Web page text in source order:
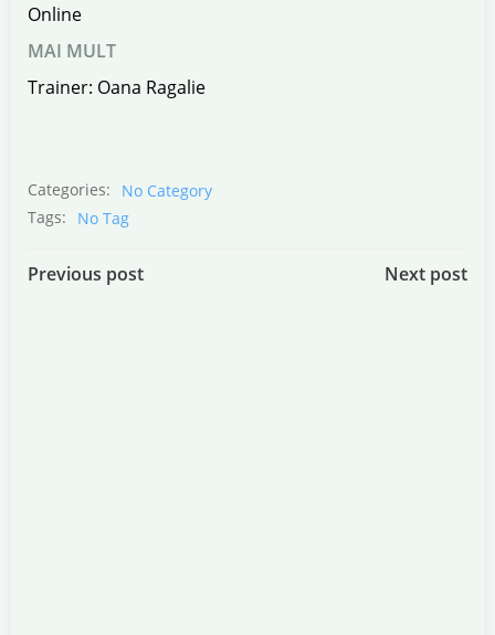
Online
MAI MULT
Trainer: Oana Ragalie
Categories:
No Category
Tags:
No Tag
Post
Previous post Next post